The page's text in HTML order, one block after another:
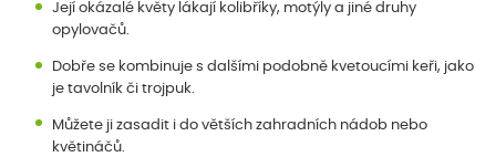
Její okázalé květy lákají kolibříky, motýly a jiné druhy
opylovačů.
Dobře se kombinuje s dalšími podobně kvetoucími keři, jako
je tavolník či trojpuk.
Můžete ji zasadit i do větších zahradních nádob nebo
květináčů.